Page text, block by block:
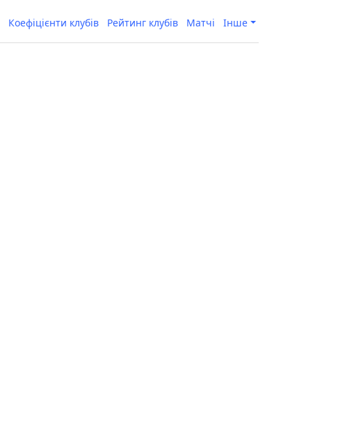
Коефіцієнти клубів Рейтинг клубів Матчі Інше